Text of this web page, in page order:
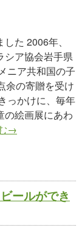
た 2006年、
シア協会岩手県
ニア共和国の子
余の寄贈を受け
っかけに、毎年
の絵画展にあわ
→
ールができ